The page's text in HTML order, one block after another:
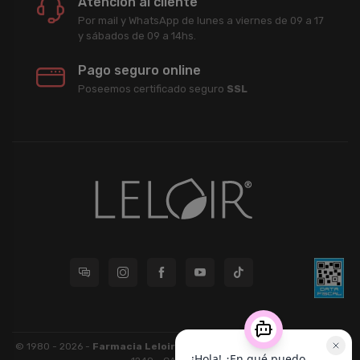
Por mail y WhatsApp de lunes a viernes de 09 a 17
y sábados de 09 a 14hs.
Pago seguro online
Poseemos certificado seguro SSL
© 1980 - 2026 - Farmacia Leloir S.R.L.
| CUIT 33609220789 - Larrea